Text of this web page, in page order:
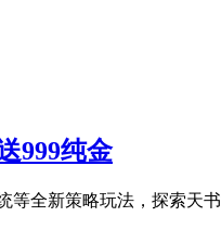
999纯金
全新策略玩法，探索天